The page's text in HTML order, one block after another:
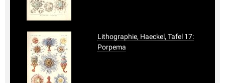
Lithographie, Haeckel, Tafel 17:
Porpema